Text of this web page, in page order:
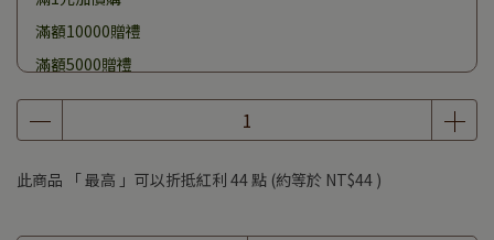
滿額10000贈禮
滿額5000贈禮
滿額3000贈禮
此商品 「 最高 」可以折抵紅利 44點 (約等於 NT$44 )